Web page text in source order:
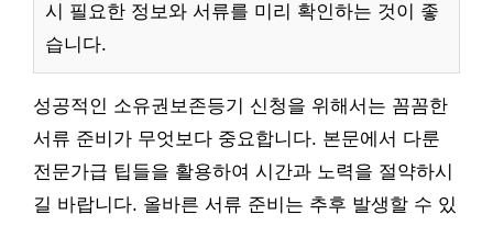
시 필요한 정보와 서류를 미리 확인하는 것이 좋
습니다.
성공적인 소유권보존등기 신청을 위해서는 꼼꼼한
서류 준비가 무엇보다 중요합니다. 본문에서 다룬
전문가급 팁들을 활용하여 시간과 노력을 절약하시
길 바랍니다. 올바른 서류 준비는 추후 발생할 수 있